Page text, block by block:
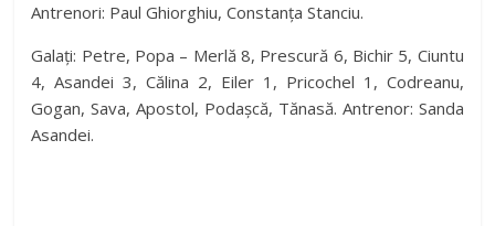
Antrenori: Paul Ghiorghiu, Constanța Stanciu.
Galați: Petre, Popa – Merlă 8, Prescură 6, Bichir 5, Ciuntu
4, Asandei 3, Călina 2, Eiler 1, Pricochel 1, Codreanu,
Gogan, Sava, Apostol, Podașcă, Tănasă. Antrenor: Sanda
Asandei.